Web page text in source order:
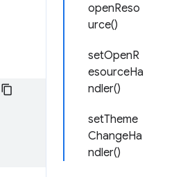
openReso
urce()
setOpenR
esourceHa
ndler()
setTheme
ChangeHa
ndler()